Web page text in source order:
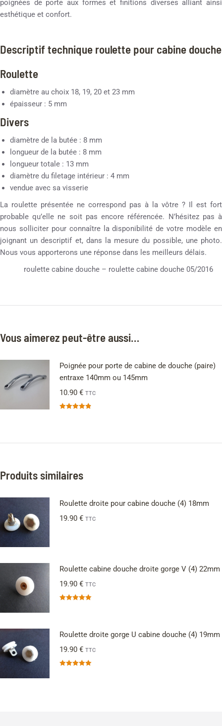
poignées de porte aux formes et finitions diverses alliant ainsi
esthétique et confort.
Descriptif technique roulette pour cabine douche
Roulette
diamètre au choix 18, 19, 20 et 23 mm
épaisseur : 5 mm
Divers
diamètre de la butée : 8 mm
longueur de la butée : 8 mm
longueur totale : 13 mm
diamètre du filetage intérieur : 4 mm
vendue avec sa visserie
La roulette présentée ne correspond pas à la vôtre ? Il est fort
probable qu’elle ne soit pas encore référencée. N’hésitez pas à
nous solliciter pour connaître la disponibilité de votre modèle en
joignant un descriptif et, dans la mesure du possible, une photo.
Nous vous apporterons une réponse dans les meilleurs délais.
roulette cabine douche – roulette cabine douche 05/2016
Vous aimerez peut-être aussi…
Poignée pour porte de cabine de douche (paire)
entraxe 140mm ou 145mm
10.90 € TTC
Produits similaires
Roulette droite pour cabine douche (4) 18mm
19.90 € TTC
Roulette cabine douche droite gorge V (4) 22mm
19.90 € TTC
Roulette droite gorge U cabine douche (4) 19mm
19.90 € TTC